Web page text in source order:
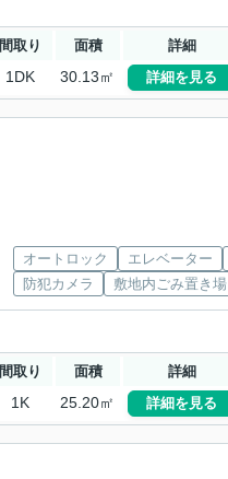
間取り 面積 詳細
1DK 30.13㎡ 詳細を見る
オートロック エレベーター
防犯カメラ
敷地内ごみ置き場
間取り 面積 詳細
1K 25.20㎡ 詳細を見る